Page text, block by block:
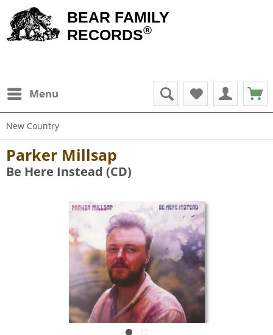
BEAR FAMILY
RECORDS®
Menu
New Country
Parker Millsap
Be Here Instead (CD)